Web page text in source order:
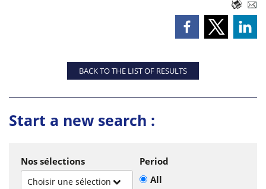
BACK TO THE LIST OF RESULTS
Start a new search :
Nos sélections
Choisir une sélection
Period
All